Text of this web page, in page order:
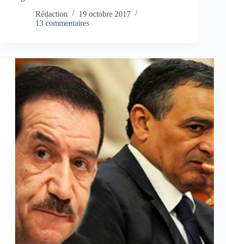
Rédaction
19 octobre 2017
13 commentaires